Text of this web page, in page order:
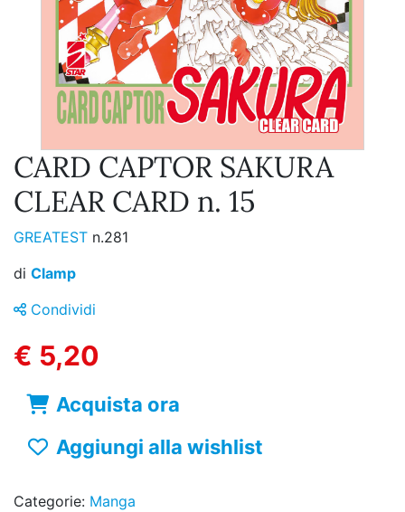
CARD CAPTOR SAKURA
CLEAR CARD n. 15
GREATEST n.281
di Clamp
Condividi
€ 5,20
Acquista ora
Aggiungi alla wishlist
Categorie: Manga